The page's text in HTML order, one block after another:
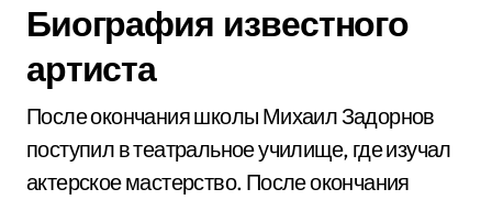
Биография известного
артиста
После окончания школы Михаил Задорнов
поступил в театральное училище, где изучал
актерское мастерство. После окончания